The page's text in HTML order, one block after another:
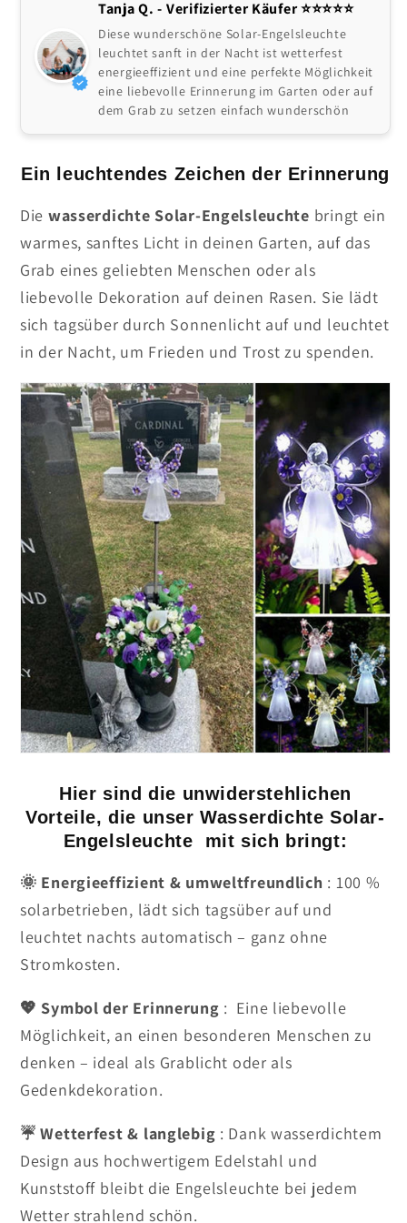
Tanja Q. - Verifizierter Käufer ⭐️⭐️⭐️⭐️⭐
Diese wunderschöne Solar-Engelsleuchte
leuchtet sanft in der Nacht ist wetterfest
energieeffizient und eine perfekte Möglichkeit
eine liebevolle Erinnerung im Garten oder auf
dem Grab zu setzen einfach wunderschön
Ein leuchtendes Zeichen der Erinnerung
Die wasserdichte Solar-Engelsleuchte bringt ein
warmes, sanftes Licht in deinen Garten, auf das
Grab eines geliebten Menschen oder als
liebevolle Dekoration auf deinen Rasen. Sie lädt
sich tagsüber durch Sonnenlicht auf und leuchtet
in der Nacht, um Frieden und Trost zu spenden.
Hier sind die unwiderstehlichen
Vorteile, die unser Wasserdichte Solar-
Engelsleuchte mit sich bringt:
🌞 Energieeffizient & umweltfreundlich : 100 %
solarbetrieben, lädt sich tagsüber auf und
leuchtet nachts automatisch – ganz ohne
Stromkosten.
💖 Symbol der Erinnerung : Eine liebevolle
Möglichkeit, an einen besonderen Menschen zu
denken – ideal als Grablicht oder als
Gedenkdekoration.
☔ Wetterfest & langlebig : Dank wasserdichtem
Design aus hochwertigem Edelstahl und
Kunststoff bleibt die Engelsleuchte bei jedem
Wetter strahlend schön.